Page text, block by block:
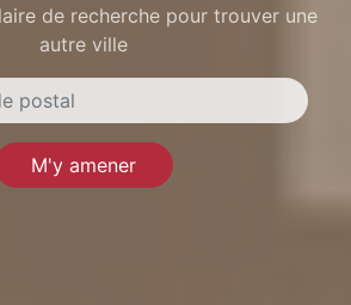
de recherche pour trouver une
autre ville
M'y amener